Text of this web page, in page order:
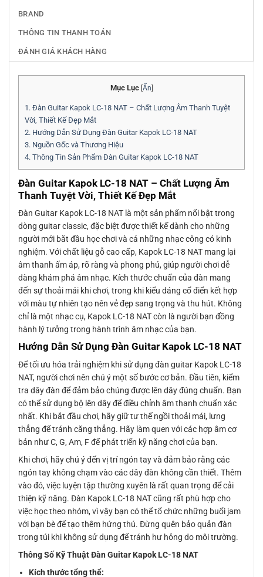
BRAND
THÔNG TIN THANH TOÁN
ĐÁNH GIÁ KHÁCH HÀNG
Mục Lục [Ẩn]
1. Đàn Guitar Kapok LC-18 NAT – Chất Lượng Âm Thanh Tuyệt
Vời, Thiết Kế Đẹp Mắt
2. Hướng Dẫn Sử Dụng Đàn Guitar Kapok LC-18 NAT
3. Nguồn Gốc và Thương Hiệu
4. Thông Tin Sản Phẩm Đàn Guitar Kapok LC-18 NAT
Đàn Guitar Kapok LC-18 NAT – Chất Lượng Âm
Thanh Tuyệt Vời, Thiết Kế Đẹp Mắt
Đàn Guitar Kapok LC-18 NAT là một sản phẩm nổi bật trong
dòng guitar classic, đặc biệt được thiết kế dành cho những
người mới bắt đầu học chơi và cả những nhạc công có kinh
nghiệm. Với chất liệu gỗ cao cấp, Kapok LC-18 NAT mang lại
âm thanh ấm áp, rõ ràng và phong phú, giúp người chơi dễ
dàng khám phá âm nhạc. Kích thước chuẩn của đàn mang
đến sự thoải mái khi chơi, trong khi kiểu dáng cổ điển kết hợp
với màu tự nhiên tạo nên vẻ đẹp sang trọng và thu hút. Không
chỉ là một nhạc cụ, Kapok LC-18 NAT còn là người bạn đồng
hành lý tưởng trong hành trình âm nhạc của bạn.
Hướng Dẫn Sử Dụng Đàn Guitar Kapok LC-18 NAT
Để tối ưu hóa trải nghiệm khi sử dụng đàn guitar Kapok LC-18
NAT, người chơi nên chú ý một số bước cơ bản. Đầu tiên, kiểm
tra dây đàn để đảm bảo chúng được lên dây đúng chuẩn. Bạn
có thể sử dụng bộ lên dây để điều chỉnh âm thanh chuẩn xác
nhất. Khi bắt đầu chơi, hãy giữ tư thế ngồi thoải mái, lưng
thẳng để tránh căng thẳng. Hãy làm quen với các hợp âm cơ
bản như C, G, Am, F để phát triển kỹ năng chơi của bạn.
Khi chơi, hãy chú ý đến vị trí ngón tay và đảm bảo rằng các
ngón tay không chạm vào các dây đàn không cần thiết. Thêm
vào đó, việc luyện tập thường xuyên là rất quan trọng để cải
thiện kỹ năng. Đàn Kapok LC-18 NAT cũng rất phù hợp cho
việc học theo nhóm, vì vậy bạn có thể tổ chức những buổi jam
với bạn bè để tạo thêm hứng thú. Đừng quên bảo quản đàn
trong túi khi không sử dụng để tránh hư hỏng do môi trường.
Thông Số Kỹ Thuật Đàn Guitar Kapok LC-18 NAT
Kích thước tổng thể: